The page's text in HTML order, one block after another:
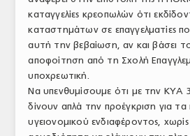
ΕΛΛΗΝΙΚΗ ΝΟΜΟΘΕΣΙΑ
ΕΥΡΩΠΑΪΚΗ ΝΟΜΟΘΕΣΙΑ
ΤΟ ΠΕΡΙΟΔΙΚΟ
Profile
ΑΡΧΕΙΟ ΤΕΥΧΩΝ
καταγγελίες κρεοπωλών ότι
καταστημάτων σε επαγγελματίες
αυτή την βεβαίωση, αν και βάσει
αποφοίτηση από τη Σχολή
υποχρεωτική.
Να υπενθυμίσουμε ότι με την ΚΥΑ
δίνουν απλά την προέγκριση για
υγειονομικού ενδιαφέροντος,